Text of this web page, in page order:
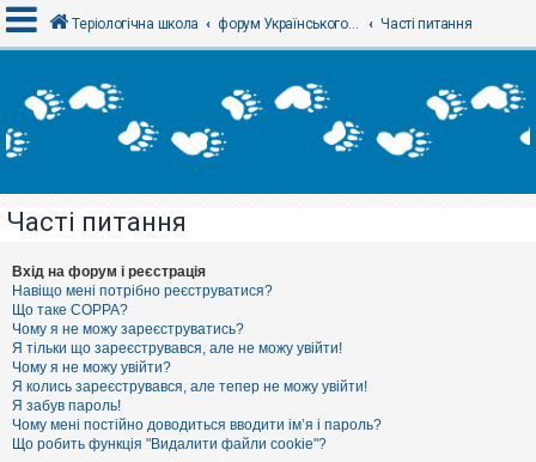
х
і
Р
є
с
т
р
а
ц
і
я
Т
Теріологічна школа форум Українського теріологічного товариства Часті питання
Часті питання
Вхід на форум і реєстрація
Навіщо мені потрібно реєструватися?
Що таке COPPA?
Чому я не можу зареєструватись?
Я тільки що зареєструвався, але не можу увійти!
Чому я не можу увійти?
Я колись зареєструвався, але тепер не можу увійти!
Я забув пароль!
Чому мені постійно доводиться вводити ім’я і пароль?
Що робить функція "Видалити файли cookie"?